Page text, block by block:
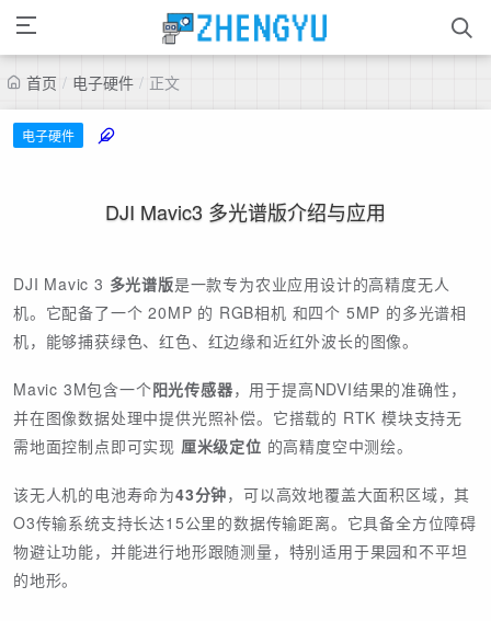
首页 / 电子硬件 / 正文
电子硬件
DJI Mavic3 多光谱版介绍与应用
DJI Mavic 3 多光谱版是一款专为农业应用设计的高精度无人
机。它配备了一个 20MP 的 RGB相机 和四个 5MP 的多光谱相
机，能够捕获绿色、红色、红边缘和近红外波长的图像。
Mavic 3M包含一个阳光传感器，用于提高NDVI结果的准确性，
并在图像数据处理中提供光照补偿。它搭载的 RTK 模块支持无
需地面控制点即可实现 厘米级定位 的高精度空中测绘。
该无人机的电池寿命为43分钟，可以高效地覆盖大面积区域，其
O3传输系统支持长达15公里的数据传输距离。它具备全方位障碍
物避让功能，并能进行地形跟随测量，特别适用于果园和不平坦
的地形。